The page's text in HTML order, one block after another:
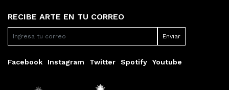
RECIBE ARTE EN TU CORREO
Facebook Instagram Twitter Spotify Youtube